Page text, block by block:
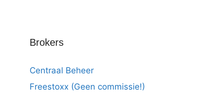
Brokers
Centraal Beheer
Freestoxx (Geen commissie!)